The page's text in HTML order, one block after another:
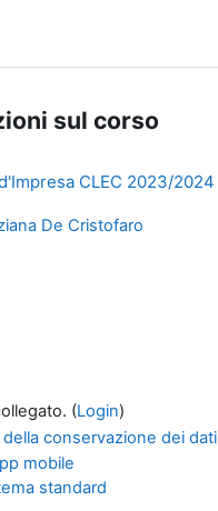
sul corso
CLEC 2023/2024
De Cristofaro
(Login)
della conservazione dei dati
mobile
standard